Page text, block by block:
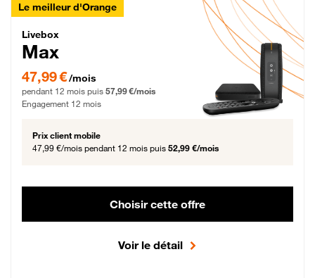
Le meilleur d'Orange
Livebox Max Fibre
Livebox
Max
47,99 € par mois pendant 12 mois puis 57,99 € par mois, Engagement 12 mois
47,99 €/mois
pendant 12 mois puis 57,99 €/mois
Engagement 12 mois
Prix client mobile
47,99 €/mois pendant 12 mois puis 52,99 €/mois
Choisir cette offre
Voir le détail